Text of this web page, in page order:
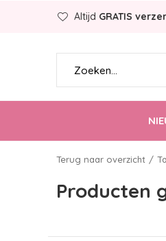
Altijd GRATIS
Terug naar overzicht
Producten